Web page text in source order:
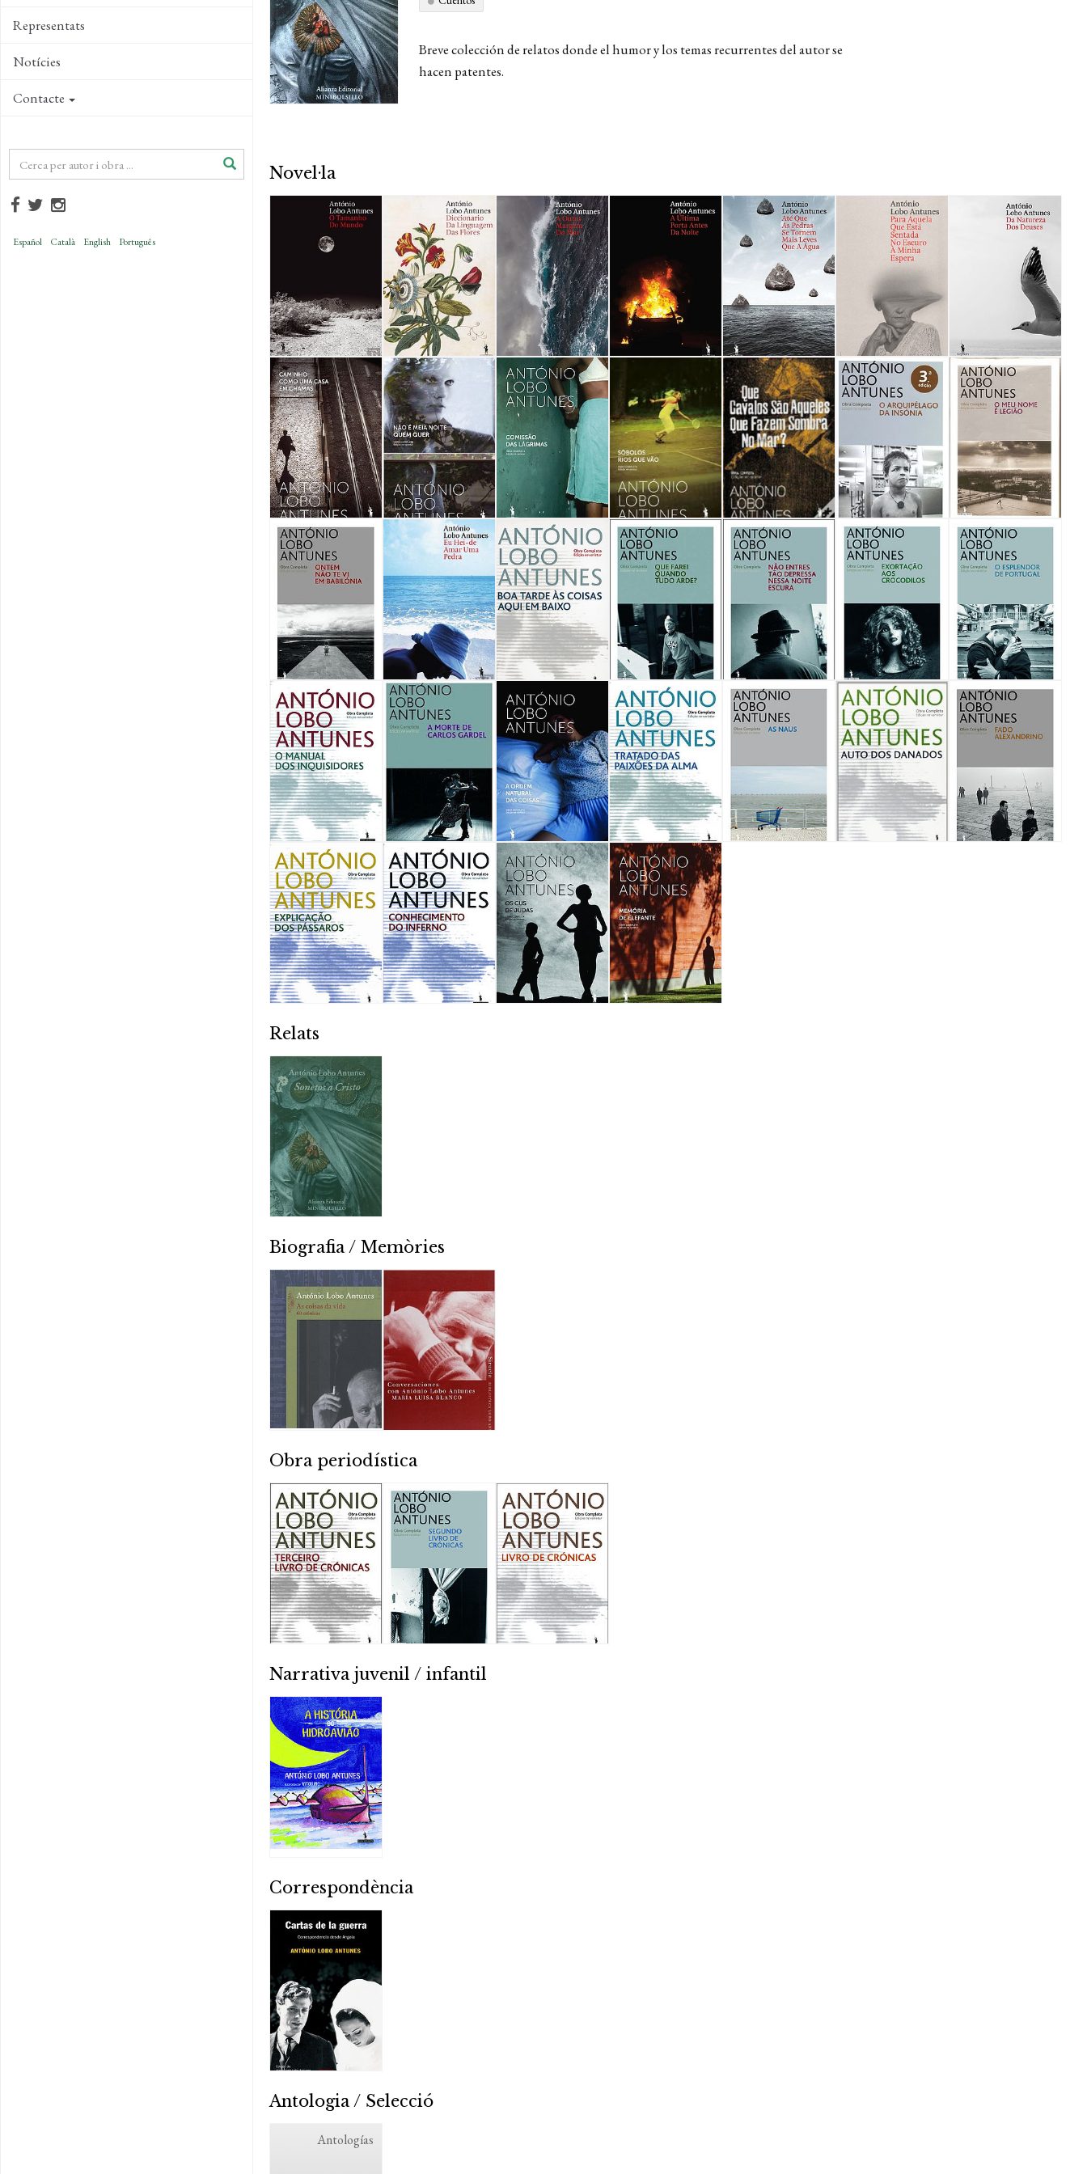
Representats
Notícies
Contacte
Español Català English Português
Breve colección de relatos donde el humor y los temas recurrentes del autor se
hacen patentes.
Novel·la
Relats
Biografia / Memòries
Obra periodística
Narrativa juvenil / infantil
Correspondència
Antologia / Selecció
Antologías